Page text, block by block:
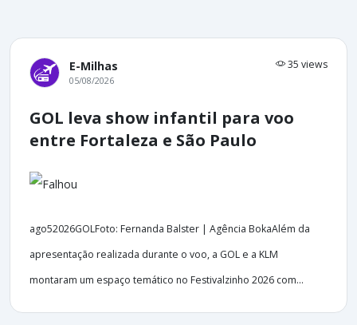
E-Milhas 35 views
05/08/2026
GOL leva show infantil para voo
entre Fortaleza e São Paulo
ago52026GOLFoto: Fernanda Balster | Agência BokaAlém da
apresentação realizada durante o voo, a GOL e a KLM
montaram um espaço temático no Festivalzinho 2026 com...